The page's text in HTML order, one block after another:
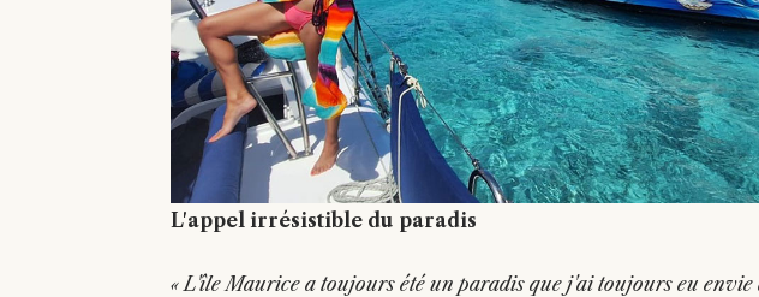
L'appel irrésistible du paradis
« L'île Maurice a toujours été un paradis que j'ai toujours eu envie